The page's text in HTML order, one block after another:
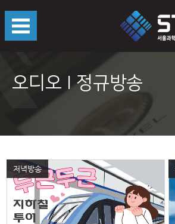
오디오 I 정규방송
저녁방송